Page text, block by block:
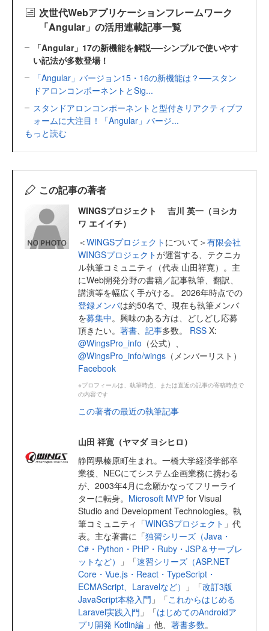
次世代Webアプリケーションフレームワーク
「Angular」の活用連載記事一覧
「Angular」17の新機能を解説──シンプルで使いやす
い記法が多数登場！
「Angular」バージョン15・16の新機能は？──スタン
ドアロンコンポーネントとSig...
スタンドアロンコンポーネントと型付きリアクティブフ
ォームに大注目！「Angular」バージ...
もっと読む
この記事の著者
WINGSプロジェクト 吉川 英一（ヨシカ
ワ エイイチ）
＜WINGSプロジェクト について＞有限会社
WINGSプロジェクトが運営する、テクニカ
ル執筆コミュニティ（代表 山田祥寛）。主
にWeb開発分野の書籍／記事執筆、翻訳、
講演等を幅広く手がける。 2026年時点での
登録メンバは約50名で、現在も執筆メンバ
を募集中。興味のある方は、どしどし応募
頂きたい。 著書 記事多数。 RSS X:
@WingsPro_info （公式）、
@WingsPro_info/wings （メンバーリスト）
Facebook
※プロフィールは、執筆時点、または直近の記事の寄稿時点で
の内容です
この著者の最近の執筆記事
山田 祥寛（ヤマダ ヨシヒロ）
静岡県榛原町生まれ。一橋大学経済学部卒
業後、NECにてシステム企画業務に携わる
が、2003年4月に念願かなってフリーライ
ターに転身。 Microsoft MVP for Visual
Studio and Development Technologies。執
筆コミュニティ「WINGSプロジェクト 」代
表。主な著書に「独習シリーズ（Java・
C#・Python・PHP・Ruby・JSP＆サーブレ
ットなど）
」「速習シリーズ（ASP.NET
Core・Vue.js・React・TypeScript・
ECMAScript、Laravelなど）
」「改訂3版
JavaScript本格入門 」「これからはじめる
Laravel実践入門 」「はじめてのAndroidア
プリ開発 Kotlin編 」他、 著書多数。